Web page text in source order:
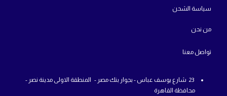
سياسة الشحن
من نحن
تواصل معنا
23 شارع يوسف عباس - بجوار بنك مصر - المنطقة الاولى مدينة نصر -
محافظة القاهرة